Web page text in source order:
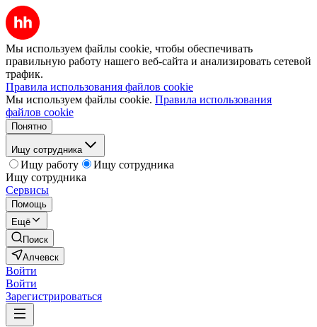
Мы используем файлы cookie, чтобы обеспечивать
правильную работу нашего веб-сайта и анализировать сетевой
трафик.
Правила использования файлов cookie
Мы используем файлы cookie. Правила использования
файлов cookie
Понятно
Ищу сотрудника
Ищу работу
Ищу сотрудника
Ищу сотрудника
Сервисы
Помощь
Ещё
Поиск
Алчевск
Войти
Войти
Зарегистрироваться